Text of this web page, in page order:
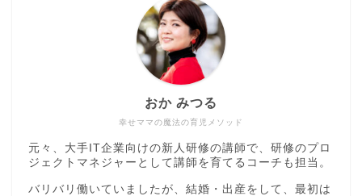
幸せママの魔法の育児メソッド
おか みつる
元々、大手IT企業向けの新人研修の講師で、研修のプロ
ジェクトマネジャーとして講師を育てるコーチも担当。
バリバリ働いていましたが、結婚・出産をして、最初は